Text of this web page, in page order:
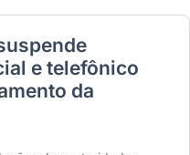
e telefônico
da